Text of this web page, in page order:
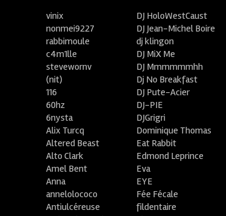
vinix
nonmei9227
rabbimoule
c4m1lle
stevewornv
(nit)
116
60hz
6nysta
Alix Turcq
Altered Beast
Alto Clark
Amel Bent
Anna
annelolococo
Antiulcéreuse
DJ HoloWestCaust
DJ Jean-Michel Boire
dj klingon
DJ MiX Me
DJ Mmmmmmhh
Dj No Breakfast
DJ Pute-Acier
DJ-PIE
DJGrigri
Dominique Thomas
Eat Rabbit
Edmond Leprince
Eva
EYE
Fée Fécale
fildentaire